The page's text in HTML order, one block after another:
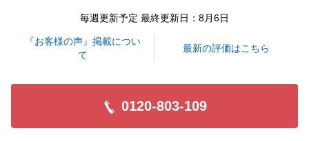
毎週更新予定 最終更新日：8月6日
『お客様の声』掲載につい
て
最新の評価はこちら
0120-803-109